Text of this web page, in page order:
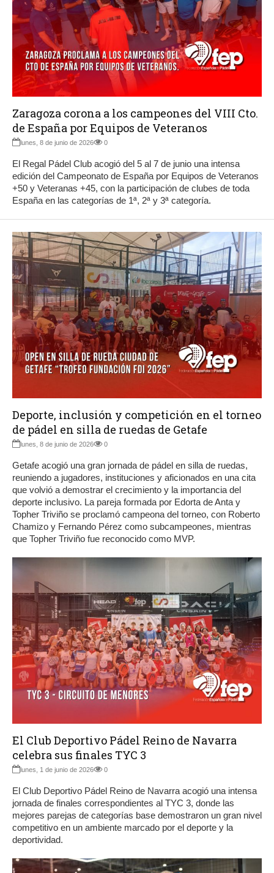
Zaragoza corona a los campeones del VIII Cto.
de España por Equipos de Veteranos
lunes, 8 de junio de 2026 0
El Regal Pádel Club acogió del 5 al 7 de junio una intensa
edición del Campeonato de España por Equipos de Veteranos
+50 y Veteranas +45, con la participación de clubes de toda
España en las categorías de 1ª, 2ª y 3ª categoría.
Deporte, inclusión y competición en el torneo
de pádel en silla de ruedas de Getafe
lunes, 8 de junio de 2026 0
Getafe acogió una gran jornada de pádel en silla de ruedas,
reuniendo a jugadores, instituciones y aficionados en una cita
que volvió a demostrar el crecimiento y la importancia del
deporte inclusivo. La pareja formada por Edorta de Anta y
Topher Triviño se proclamó campeona del torneo, con Roberto
Chamizo y Fernando Pérez como subcampeones, mientras
que Topher Triviño fue reconocido como MVP.
El Club Deportivo Pádel Reino de Navarra
celebra sus finales TYC 3
lunes, 1 de junio de 2026 0
El Club Deportivo Pádel Reino de Navarra acogió una intensa
jornada de finales correspondientes al TYC 3, donde las
mejores parejas de categorías base demostraron un gran nivel
competitivo en un ambiente marcado por el deporte y la
deportividad.